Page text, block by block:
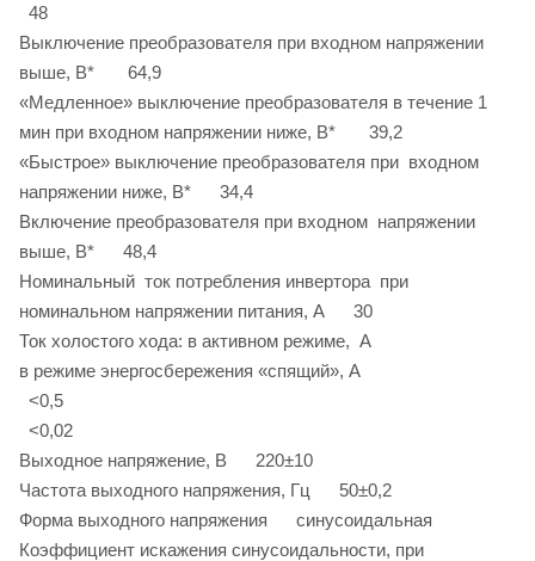
48
Выключение преобразователя при входном напряжении
выше, В* 64,9
«Медленное» выключение преобразователя в течение 1
мин при входном напряжении ниже, В* 39,2
«Быстрое» выключение преобразователя при входном
напряжении ниже, В* 34,4
Включение преобразователя при входном напряжении
выше, В* 48,4
Номинальный ток потребления инвертора при
номинальном напряжении питания, А 30
Ток холостого хода: в активном режиме, А
в режиме энергосбережения «спящий», А
<0,5
<0,02
Выходное напряжение, В 220±10
Частота выходного напряжения, Гц 50±0,2
Форма выходного напряжения синусоидальная
Коэффициент искажения синусоидальности, при